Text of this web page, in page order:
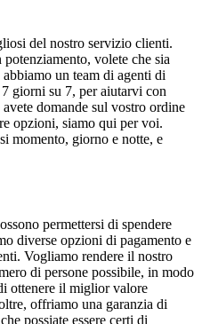
del nostro servizio clienti.
volete che sia
un team di agenti di
giorni su 7, per aiutarvi con
domande sul vostro ordine
opzioni, siamo qui per voi.
momento, giorno e notte, e
permettersi di spendere
diverse opzioni di pagamento e
Vogliamo rendere il nostro
di persone possibile, in modo
ottenere il miglior valore
offriamo una garanzia di
possiate essere certi di